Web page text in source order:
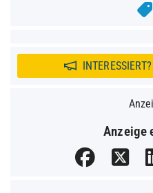
Anzeige